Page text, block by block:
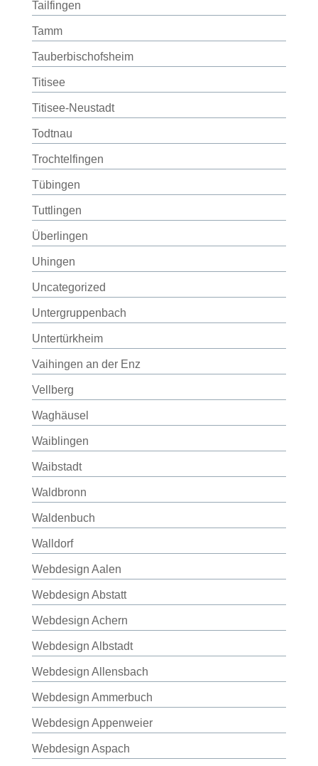
Tailfingen
Tamm
Tauberbischofsheim
Titisee
Titisee-Neustadt
Todtnau
Trochtelfingen
Tübingen
Tuttlingen
Überlingen
Uhingen
Uncategorized
Untergruppenbach
Untertürkheim
Vaihingen an der Enz
Vellberg
Waghäusel
Waiblingen
Waibstadt
Waldbronn
Waldenbuch
Walldorf
Webdesign Aalen
Webdesign Abstatt
Webdesign Achern
Webdesign Albstadt
Webdesign Allensbach
Webdesign Ammerbuch
Webdesign Appenweier
Webdesign Aspach